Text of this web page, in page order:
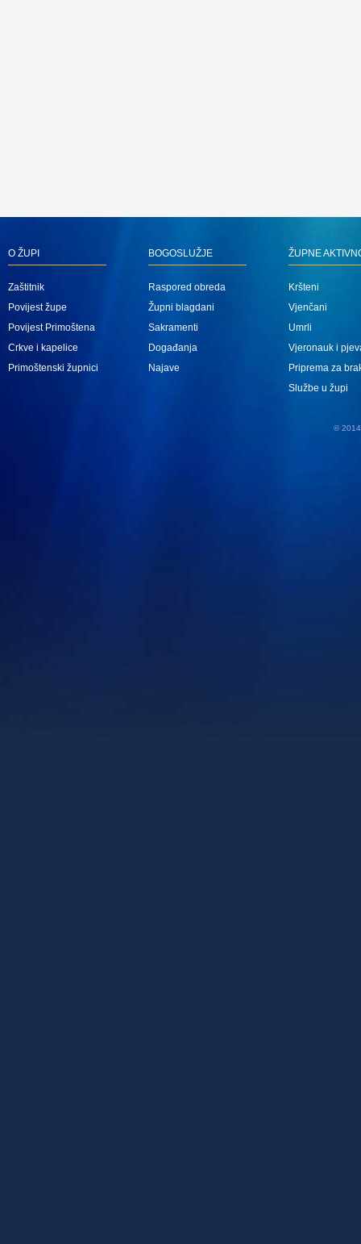
O ŽUPI
Zaštitnik
Povijest župe
Povijest Primoštena
Crkve i kapelice
Primoštenski župnici
BOGOSLUŽJE
Raspored obreda
Župni blagdani
Sakramenti
Događanja
Najave
ŽUPNE
Kršteni
Vjenčani
Umrli
Vjeronauk i
Priprema za
Službe u župi
© 2014